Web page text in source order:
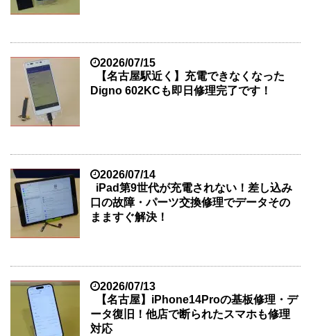
2026/07/15
【名古屋駅近く】充電できなくなった
Digno 602KCも即日修理完了です！
2026/07/14
iPad第9世代が充電されない！差し込み
口の故障・パーツ交換修理でデータその
まますぐ解決！
2026/07/13
【名古屋】iPhone14Proの基板修理・デ
ータ復旧！他店で断られたスマホも修理
対応